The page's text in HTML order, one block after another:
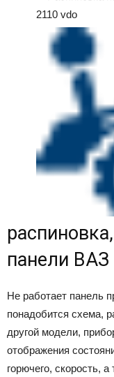
панели ВАЗ
Не работает панель
понадобится схема,
другой модели,
отображения
горючего, скорость,